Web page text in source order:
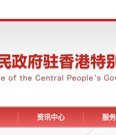
资讯中心 服